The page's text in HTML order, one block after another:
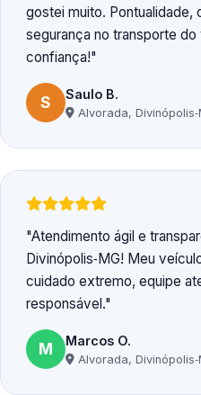
gostei muito. Pontualidade,
segurança no transporte
confiança!
S Saulo B.
Alvorada,
Atendimento ágil e
Divinópolis‑MG! Meu
cuidado extremo, equipe
responsável.
M Marcos O.
Alvorada,